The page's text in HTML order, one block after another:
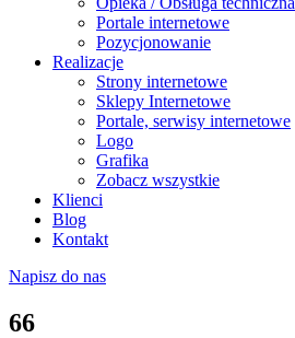
Portale internetowe
Pozycjonowanie
Realizacje
Strony internetowe
Sklepy Internetowe
Portale, serwisy internetowe
Logo
Grafika
Zobacz wszystkie
Klienci
Blog
Kontakt
Napisz do nas
66